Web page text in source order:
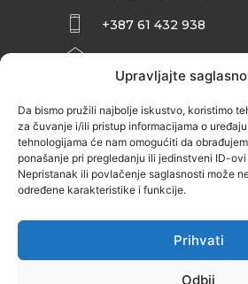
Upravljajte
Da bismo pružili najbolje iskustvo, koristimo
za čuvanje i/ili pristup informacijama o
tehnologijama će nam omogućiti da
ponašanje pri pregledanju ili jedinstveni ID-
Nepristanak ili povlačenje saglasnosti može
određene karakteristike i funkcije.
Prihvati
Odbij
+387 61 432 938
INFO@ZENIT.BA
ZENIČANKA, 3.